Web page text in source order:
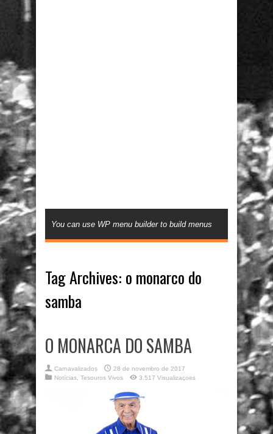
You can use WP menu builder to build menus
Tag Archives: o monarco do
samba
O MONARCA DO SAMBA
Carnavalizados
28 de novembro de 2017
Notícias Tesouros Vivos 3,517 Visualizaçoes